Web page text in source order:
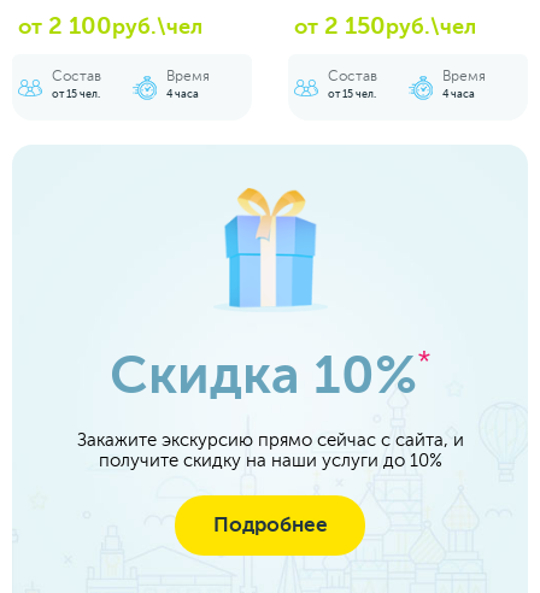
от 2 100руб.\чел
Состав
от 15 чел.
Время
4 часа
от 2 150руб.\чел
Состав
от 15 чел.
Время
4 часа
Скидка 10%*
Закажите экскурсию прямо сейчас с сайта, и
получите скидку на наши услуги до 10%
Подробнее